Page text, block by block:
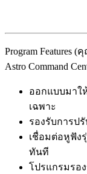
Program
Astro Command
ออกแบบมาใ
เฉพาะ
รองรับการปรั
เชื่อมต่อหูฟัง
ทันที
โปรแกรมรอ